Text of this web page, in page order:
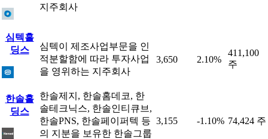
지주회사
심텍홀
딩스
심텍이 제조사업부문을 인
적분할함에 따라 투자사업
을 영위하는 지주회사
3,650 2.10%
411,100
주
한솔홀
딩스
한솔제지, 한솔홈데코, 한
솔테크닉스, 한솔인티큐브,
한솔PNS, 한솔페이퍼텍 등
의 지분을 보유한 한솔그룹
3,155 -1.10% 74,424 주